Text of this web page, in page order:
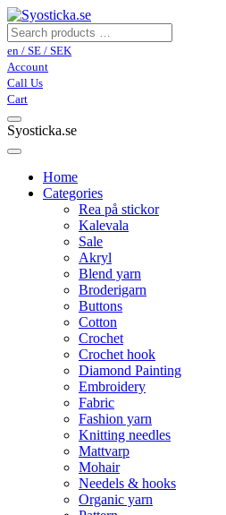
en / SE / SEK
Account
Call Us
Cart
Syosticka.se
Home
Categories
Rea på stickor
Kalevala
Sale
Akryl
Blend yarn
Broderigarn
Buttons
Cotton
Crochet
Crochet hook
Diamond Painting
Embroidery
Fabric
Fashion yarn
Knitting needles
Mattvarp
Mohair
Needels & hooks
Organic yarn